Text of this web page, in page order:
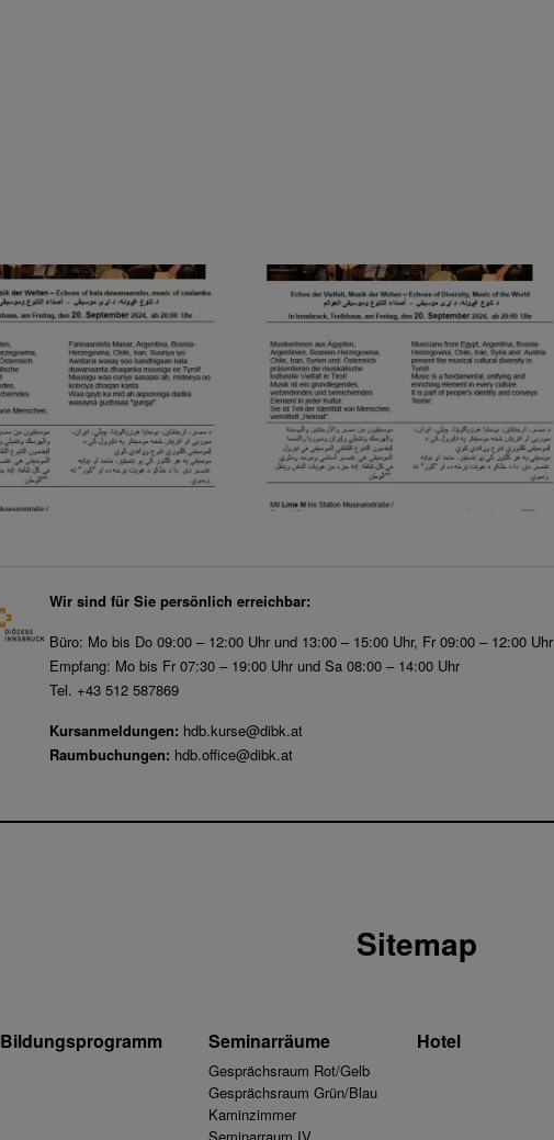
Wir sind für Sie persönlich erreichbar:
Büro: Mo bis Do 09:00 – 12:00 Uhr und 13:00 – 15:00 Uhr, Fr 09:00 – 12:00 Uhr
Empfang: Mo bis Fr 07:30 – 19:00 Uhr und Sa 08:00 – 14:00 Uhr
Tel. +43 512 587869
Kursanmeldungen: hdb.kurse@dibk.at
Raumbuchungen: hdb.office@dibk.at
Sitemap
Bildungsprogramm Seminarräume
Gesprächsraum Rot/Gelb
Gesprächsraum Grün/Blau
Kaminzimmer
Hotel